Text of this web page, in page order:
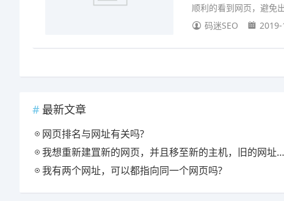
顺利的看到网页，避免出
码迷SEO
最新文章
网页排名与网址有关吗?
我想重新建罝新的网页，并且移至新的主机，旧的网址可以续用吗?
我有两个网址，可以都指向同一个网页吗?